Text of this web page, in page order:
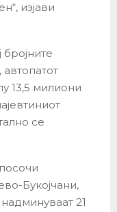
изјави
13,5 милиони
се
Букојчани,
21